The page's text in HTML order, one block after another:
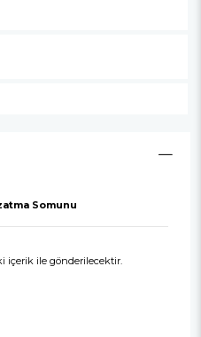
Somunu
içerik ile gönderilecektir.